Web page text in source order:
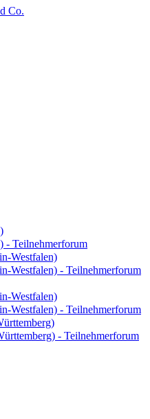
Co.
Teilnehmerforum
Westfalen)
Westfalen) - Teilnehmerforum
Westfalen)
Westfalen) - Teilnehmerforum
- Teilnehmerforum